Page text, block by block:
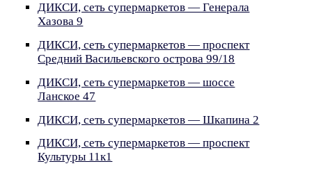
ДИКСИ, сеть супермаркетов — Генерала
Хазова 9
ДИКСИ, сеть супермаркетов — проспект
Средний Васильевского острова 99/18
ДИКСИ, сеть супермаркетов — шоссе
Ланское 47
ДИКСИ, сеть супермаркетов — Шкапина 2
ДИКСИ, сеть супермаркетов — проспект
Культуры 11к1